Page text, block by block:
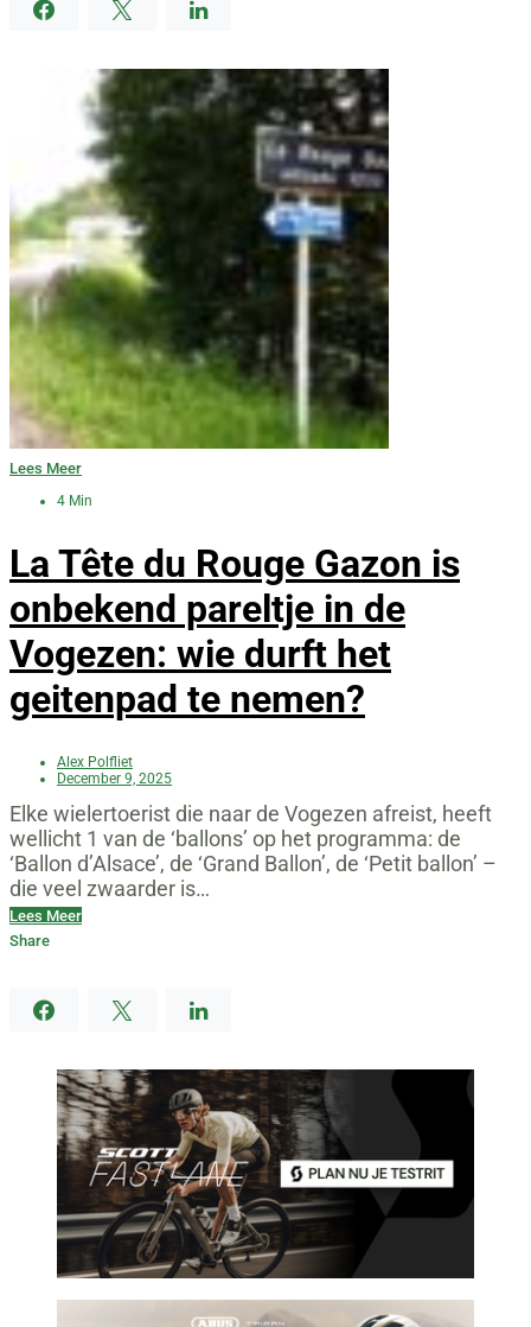
Lees Meer
4 Min
La Tête du Rouge Gazon is
onbekend pareltje in de
Vogezen: wie durft het
geitenpad te nemen?
Alex Polfliet
December 9, 2025
Elke wielertoerist die naar de Vogezen afreist, heeft
wellicht 1 van de ‘ballons’ op het programma: de
‘Ballon d’Alsace’, de ‘Grand Ballon’, de ‘Petit ballon’ –
die veel zwaarder is…
Lees Meer
Share